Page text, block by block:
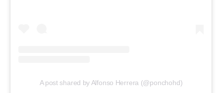
A post shared by Alfonso Herrera (@ponchohd)